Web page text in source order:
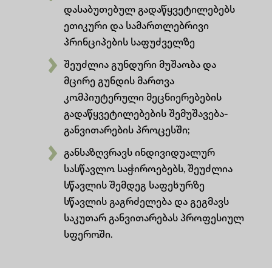
დასაბუთებულ გადაწყვეტილებებს
ეთიკური და სამართლებრივი
პრინციპების საფუძველზე
შეუძლია გუნდური მუშაობა და
მცირე გუნდის მართვა
კომპიუტერული მეცნიერებების
გადაწყვეტილებების შემუშავება-
განვითარების პროცესში;
განსაზღვრავს ინდივიდუალურ
სასწავლო საჭიროებებს, შეუძლია
სწავლის შემდეგ საფეხურზე
სწავლის გაგრძელება და გეგმავს
საკუთარ განვითარებას პროფესიულ
სფეროში.